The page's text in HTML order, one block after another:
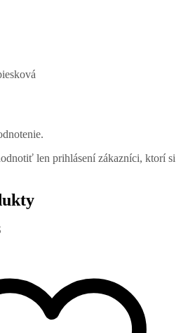
len prihlásení zákazníci, ktorí si